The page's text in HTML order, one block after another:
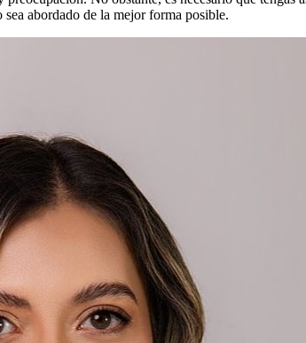
abordado de la mejor forma posible.